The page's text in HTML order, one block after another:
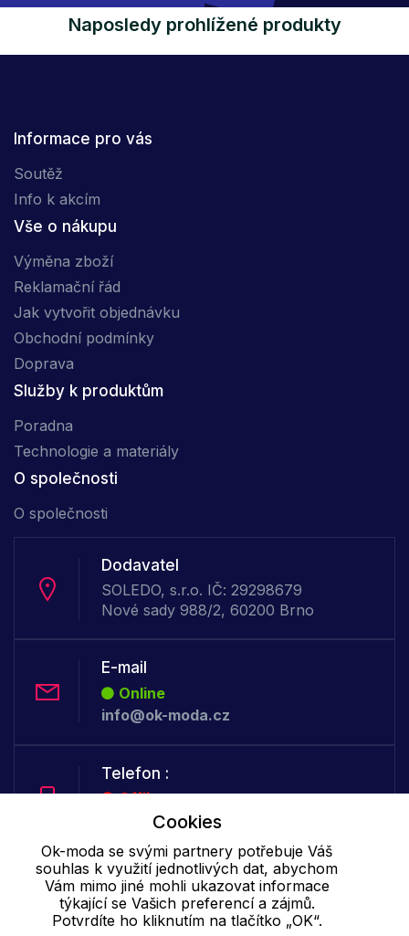
Naposledy prohlížené produkty
Informace pro vás
Soutěž
Info k akcím
Vše o nákupu
Výměna zboží
Reklamační řád
Jak vytvořit objednávku
Obchodní podmínky
Doprava
Služby k produktům
Poradna
Technologie a materiály
O společnosti
O společnosti
Dodavatel
SOLEDO, s.r.o. IČ: 29298679
Nové sady 988/2, 60200 Brno
E-mail
Online
info@ok-moda.cz
Telefon :
Offline
+420 702 000 160
Cookie - podrobné nastavení|Další informace|Ochrana osobních
Cookies
Ok-moda se svými partnery potřebuje Váš
souhlas k využití jednotlivých dat, abychom
Vám mimo jiné mohli ukazovat informace
týkající se Vašich preferencí a zájmů.
Potvrdíte ho kliknutím na tlačítko „OK“.